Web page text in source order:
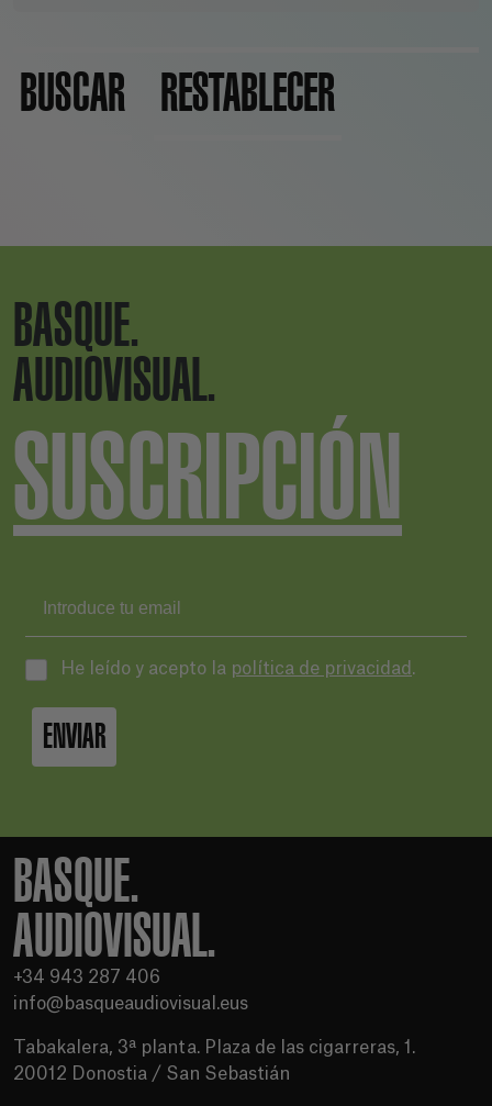
BUSCAR RESTABLECER
BASQUE.
AUDIOVISUAL.
SUSCRIPCIÓN
He leído y acepto la política de privacidad .
ENVIAR
BASQUE.
AUDIOVISUAL.
+34 943 287 406
info@basqueaudiovisual.eus
Tabakalera, 3ª planta. Plaza de las cigarreras, 1.
20012 Donostia / San Sebastián